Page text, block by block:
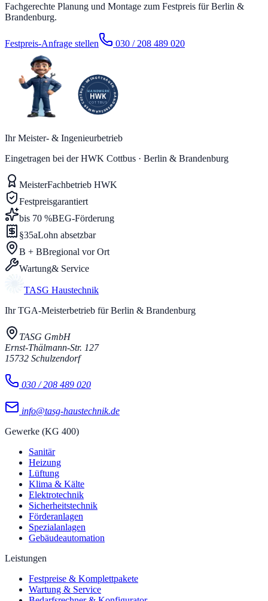
Fachgerechte Planung und Montage zum Festpreis für Berlin &
Brandenburg.
Festpreis-Anfrage stellen 030 / 208 489 020
Ihr Meister- & Ingenieurbetrieb
Eingetragen bei der HWK Cottbus · Berlin & Brandenburg
MeisterFachbetrieb HWK
Festpreisgarantiert
bis 70 %BEG-Förderung
§35aLohn absetzbar
B + BBregional vor Ort
Wartung& Service
TASG Haustechnik
Ihr TGA-Meisterbetrieb für Berlin & Brandenburg
TASG GmbH
Ernst-Thälmann-Str. 127
15732 Schulzendorf
030 / 208 489 020
info@tasg-haustechnik.de
Gewerke (KG 400)
Sanitär
Heizung
Lüftung
Klima & Kälte
Elektrotechnik
Sicherheitstechnik
Förderanlagen
Spezialanlagen
Gebäudeautomation
Leistungen
Festpreise & Komplettpakete
Wartung & Service